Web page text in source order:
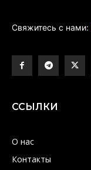
Свяжитесь с нами:
ССЫЛКИ
О нас
Контакты